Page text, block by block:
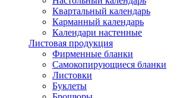
Квартальный календарь
Карманный календарь
Календари настенные
Листовая продукция
Фирменные бланки
Самокопирующиеся бланки
Листовки
Буклеты